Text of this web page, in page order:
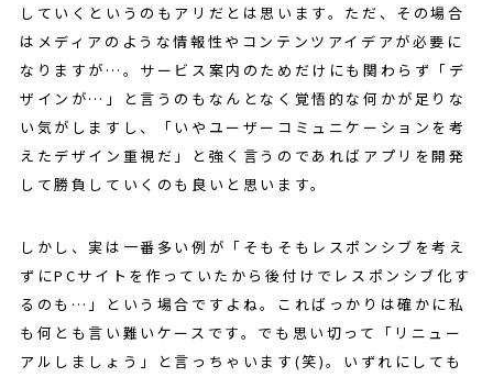
していくというのもアリだとは思います。ただ、その場合
はメディアのような情報性やコンテンツアイデアが必要に
なりますが…。サービス案内のためだけにも関わらず「デ
ザインが…」と言うのもなんとなく覚悟的な何かが足りな
い気がしますし、「いやユーザーコミュニケーションを考
えたデザイン重視だ」と強く言うのであればアプリを開発
して勝負していくのも良いと思います。
しかし、実は一番多い例が「そもそもレスポンシブを考え
ずにPCサイトを作っていたから後付けでレスポンシブ化す
るのも…」という場合ですよね。こればっかりは確かに私
も何とも言い難いケースです。でも思い切って「リニュー
アルしましょう」と言っちゃいます(笑)。いずれにしても